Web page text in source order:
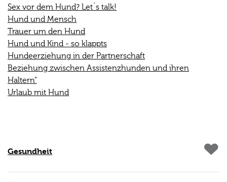
Sex vor dem Hund? Let´s talk!
Hund und Mensch
Trauer um den Hund
Hund und Kind - so klappts
Hundeerziehung in der Partnerschaft
Beziehung zwischen Assistenzhunden und ihren
Haltern"
Urlaub mit Hund
Gesundheit